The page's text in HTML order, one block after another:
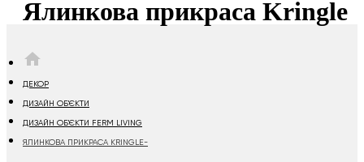
Ялинкова прикраса Kringle
ДЕКОР
ДИЗАЙН ОБ'ЄКТИ
ДИЗАЙН ОБ'ЄКТИ FERM LIVING
ЯЛИНКОВА ПРИКРАСА KRINGLE-